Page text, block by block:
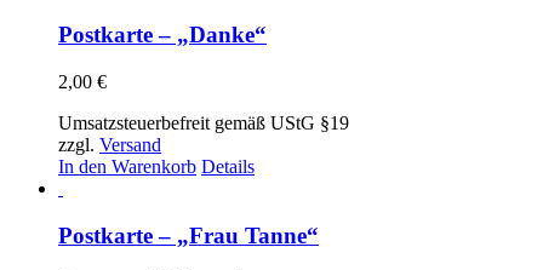
Postkarte – „Danke“
2,00 €
Umsatzsteuerbefreit gemäß UStG §19
zzgl. Versand
In den Warenkorb Details
Postkarte – „Frau Tanne“